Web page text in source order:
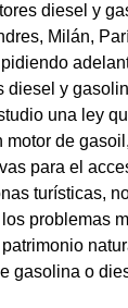
diesel y
Milán,
diesel y
una ley
motor de
para el
turísticas,
problemas
gasolina o